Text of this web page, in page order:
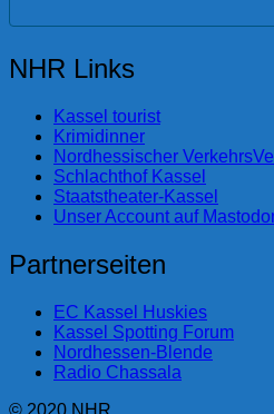
NHR Links
Kassel tourist
Krimidinner
Nordhessischer
Schlachthof Kassel
Staatstheater-Kassel
Unser Account auf
Partnerseiten
EC Kassel Huskies
Kassel Spotting Forum
Nordhessen-Blende
Radio Chassala
© 2020 NHR